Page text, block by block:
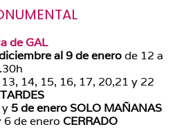
de GAL
al 9 de enerode 12 a
14, 15, 16, 17, 20,21 y 22
y 5 de enero SOLO MAÑANAS
6 de enero CERRADO